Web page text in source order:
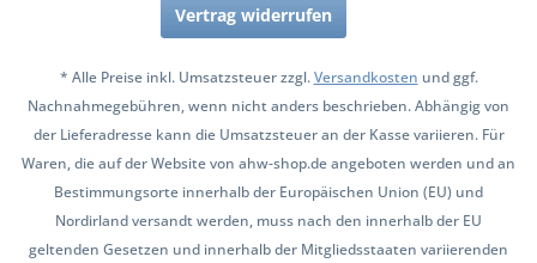
Vertrag widerrufen
* Alle Preise inkl. Umsatzsteuer zzgl.Versandkosten und ggf.
Nachnahmegebühren, wenn nicht anders beschrieben. Abhängig von
der Lieferadresse kann die Umsatzsteuer an der Kasse variieren. Für
Waren, die auf der Website von ahw-shop.de angeboten werden und an
Bestimmungsorte innerhalb der Europäischen Union (EU) und
Nordirland versandt werden, muss nach den innerhalb der EU
geltenden Gesetzen und innerhalb der Mitgliedsstaaten variierenden